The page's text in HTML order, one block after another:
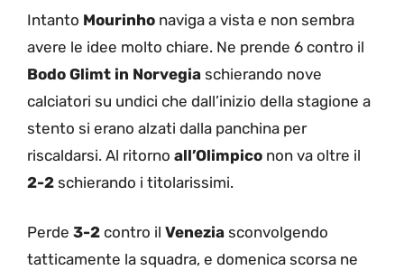
Intanto Mourinho naviga a vista e non sembra
avere le idee molto chiare. Ne prende 6 contro il
Bodo Glimt in Norvegia schierando nove
calciatori su undici che dall’inizio della stagione a
stento si erano alzati dalla panchina per
riscaldarsi. Al ritorno all’Olimpico non va oltre il
2-2 schierando i titolarissimi.
Perde 3-2 contro il Venezia sconvolgendo
tatticamente la squadra, e domenica scorsa ne